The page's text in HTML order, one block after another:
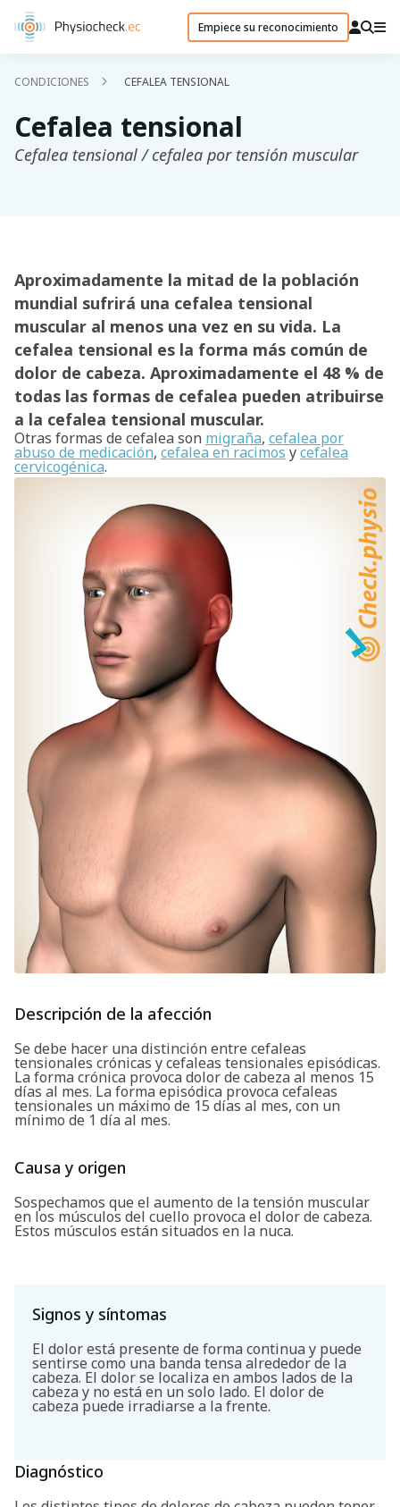
Empiece su reconocimiento
CONDICIONES CEFALEA TENSIONAL
Cefalea tensional
Cefalea tensional / cefalea por tensión muscular
Aproximadamente la mitad de la población
mundial sufrirá una cefalea tensional
muscular al menos una vez en su vida. La
cefalea tensional es la forma más común de
dolor de cabeza. Aproximadamente el 48 % de
todas las formas de cefalea pueden atribuirse
a la cefalea tensional muscular.
Otras formas de cefalea son migraña, cefalea por
abuso de medicación, cefalea en racimos ycefalea
cervicogénica.
Descripción de la afección
Se debe hacer una distinción entre cefaleas
tensionales crónicas y cefaleas tensionales episódicas.
La forma crónica provoca dolor de cabeza al menos 15
días al mes. La forma episódica provoca cefaleas
tensionales un máximo de 15 días al mes, con un
mínimo de 1 día al mes.
Causa y origen
Sospechamos que el aumento de la tensión muscular
en los músculos del cuello provoca el dolor de cabeza.
Estos músculos están situados en la nuca.
Signos y síntomas
El dolor está presente de forma continua y puede
sentirse como una banda tensa alrededor de la
cabeza. El dolor se localiza en ambos lados de la
cabeza y no está en un solo lado. El dolor de
cabeza puede irradiarse a la frente.
Diagnóstico